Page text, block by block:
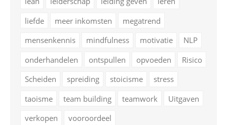
liefde
meer inkomsten
megatrend
mensenkennis
mindfulness motivatie
NLP
onderhandelen
ontspullen opvoeden
Risico
Scheiden
spreiding stoicisme
stress
taoisme
team building teamwork
Uitgaven
verkopen
vooroordeel